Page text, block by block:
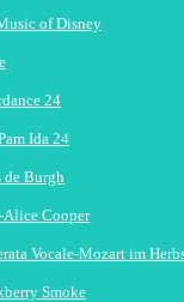
of Disney
24
Ida 24
de Burgh
Alice Cooper
Vocale-Mozart im
Smoke